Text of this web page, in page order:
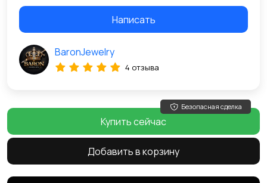
Написать
BaronJewelry
4 отзыва
Безопасная сделка
Купить сейчас
Добавить в корзину